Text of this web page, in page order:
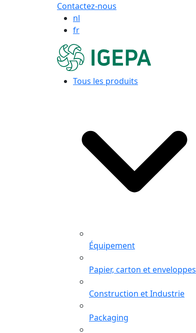
Contactez-nous
nl
fr
Tous les produits
Équipement
Papier, carton et enveloppes
Construction et Industrie
Packaging